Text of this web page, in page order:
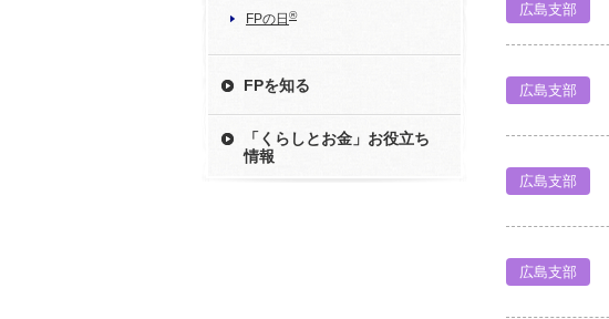
FPの日 ®
FPを知る
「くらしとお金」お役立ち
情報
広島支部
広島支部
広島支部
広島支部